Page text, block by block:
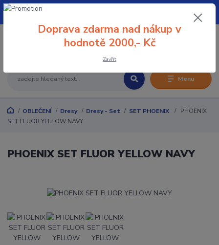
Menu
+420 608 032 114
OBLEČENÍ Dresy Dresy - Set SET PHOENIX
PHOENIX
SET FLUOR YELLOW NAVY
PHOENIX SET FLUOR YELLOW NAVY
Doprava zdarma nad nákup v
hodnotě 2000,- Kč
Zavřít